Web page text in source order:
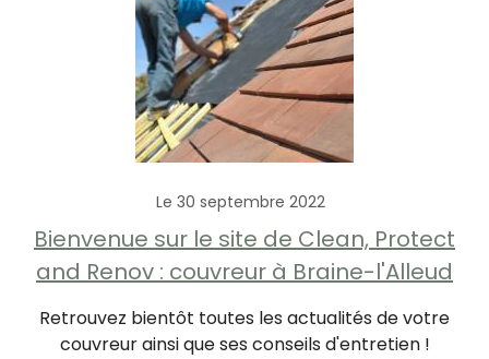
Le 30 septembre 2022
Bienvenue sur le site de Clean, Protect
and Renov : couvreur à Braine-l'Alleud
Retrouvez bientôt toutes les actualités de votre
couvreur ainsi que ses conseils d'entretien !